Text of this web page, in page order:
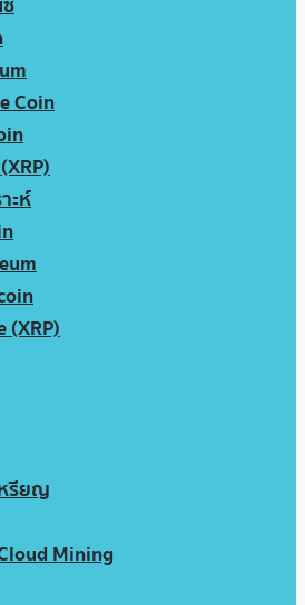
Coin
ะห์
(XRP)
หรียญ
Mining